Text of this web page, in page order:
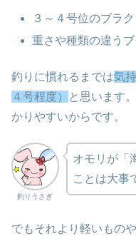
３～４号位のブラ
重さや種類の違う
釣りに慣れるまでは気
４号程度）
と思います
かりやすいからです。
釣りうさぎ
オモリが「
ことは大事
でもそれより軽いもの